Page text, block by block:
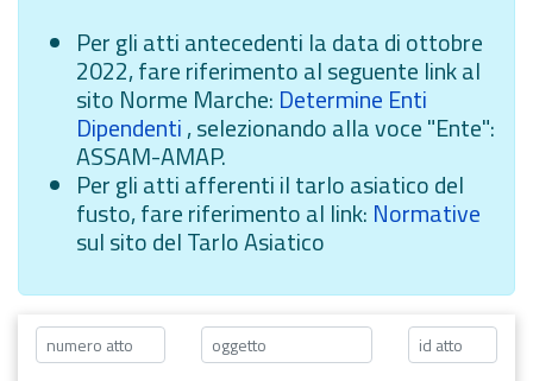
Per gli atti antecedenti la data di ottobre
2022, fare riferimento al seguente link al
sito Norme Marche: Determine Enti
Dipendenti, selezionando alla voce "Ente":
ASSAM-AMAP.
Per gli atti afferenti il tarlo asiatico del
fusto, fare riferimento al link: Normative
sul sito del Tarlo Asiatico